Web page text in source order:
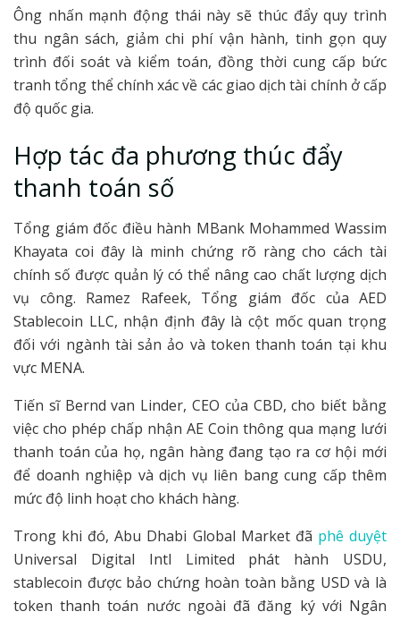
Ông nhấn mạnh động thái này sẽ thúc đẩy quy trình
thu ngân sách, giảm chi phí vận hành, tinh gọn quy
trình đối soát và kiểm toán, đồng thời cung cấp bức
tranh tổng thể chính xác về các giao dịch tài chính ở cấp
độ quốc gia.
Hợp tác đa phương thúc đẩy
thanh toán số
Tổng giám đốc điều hành MBank Mohammed Wassim
Khayata coi đây là minh chứng rõ ràng cho cách tài
chính số được quản lý có thể nâng cao chất lượng dịch
vụ công. Ramez Rafeek, Tổng giám đốc của AED
Stablecoin LLC, nhận định đây là cột mốc quan trọng
đối với ngành tài sản ảo và token thanh toán tại khu
vực MENA.
Tiến sĩ Bernd van Linder, CEO của CBD, cho biết bằng
việc cho phép chấp nhận AE Coin thông qua mạng lưới
thanh toán của họ, ngân hàng đang tạo ra cơ hội mới
để doanh nghiệp và dịch vụ liên bang cung cấp thêm
mức độ linh hoạt cho khách hàng.
Trong khi đó, Abu Dhabi Global Market đã phê duyệt
Universal Digital Intl Limited phát hành USDU,
stablecoin được bảo chứng hoàn toàn bằng USD và là
token thanh toán nước ngoài đã đăng ký với Ngân